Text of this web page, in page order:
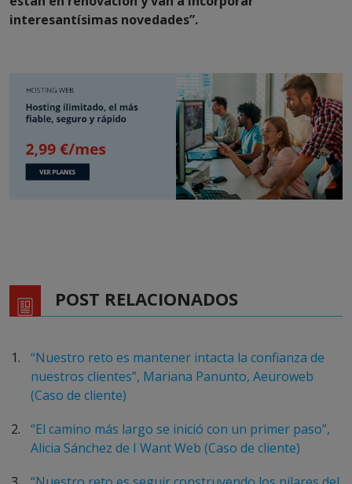
interesantísimas novedades”.
POST RELACIONADOS
“Nuestro reto es mantener intacta la confianza de
nuestros clientes”, Mariana Panunto, Aeuroweb
(Caso de cliente)
“El camino más largo se inició con un primer paso”,
Alicia Sánchez de I Want Web (Caso de cliente)